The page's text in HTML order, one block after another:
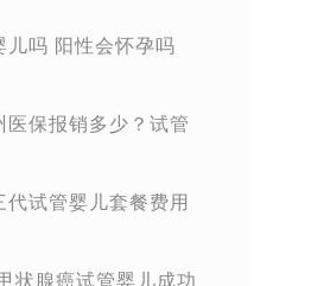
儿吗 阳性会怀孕吗
医保报销多少？试管
试管婴儿套餐费用
状腺癌试管婴儿成功